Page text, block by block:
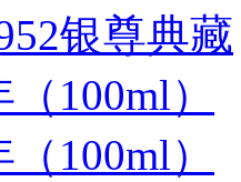
银尊典藏
100ml）
100ml）